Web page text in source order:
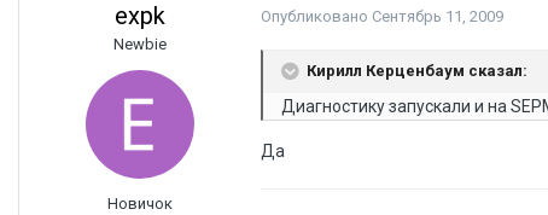
expk
Newbie
Новичок
Опубликовано Сентябрь 11, 2009
Кирилл Керценбаум сказал:
Диагностику запускали и на
Да